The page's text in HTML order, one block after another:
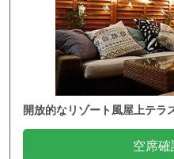
開放的なリゾート風屋上テラ
空席確